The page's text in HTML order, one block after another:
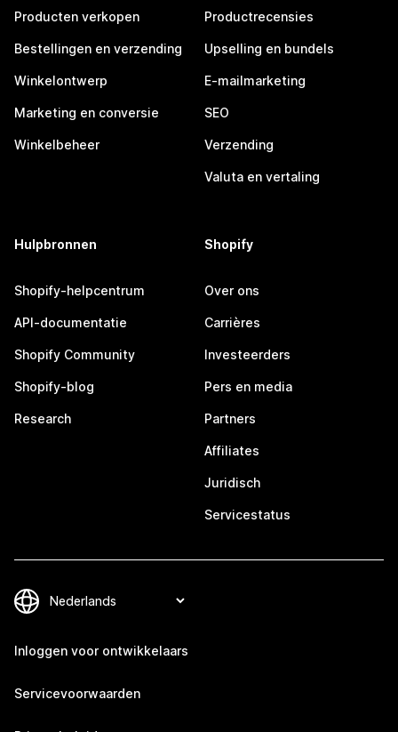
Producten verkopen
Bestellingen en verzending
Winkelontwerp
Marketing en conversie
Winkelbeheer
Productrecensies
Upselling en bundels
E-mailmarketing
SEO
Verzending
Valuta en vertaling
Hulpbronnen
Shopify-helpcentrum
API-documentatie
Shopify Community
Shopify-blog
Research
Shopify
Over ons
Carrières
Investeerders
Pers en media
Partners
Affiliates
Juridisch
Servicestatus
Inloggen voor ontwikkelaars
Servicevoorwaarden